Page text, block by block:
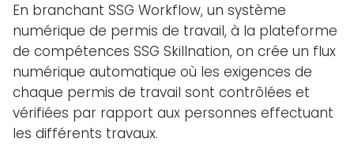
En branchant SSG Workflow, un système
numérique de permis de travail, à la plateforme
de compétences SSG Skillnation, on crée un flux
numérique automatique où les exigences de
chaque permis de travail sont contrôlées et
vérifiées par rapport aux personnes effectuant
les différents travaux.